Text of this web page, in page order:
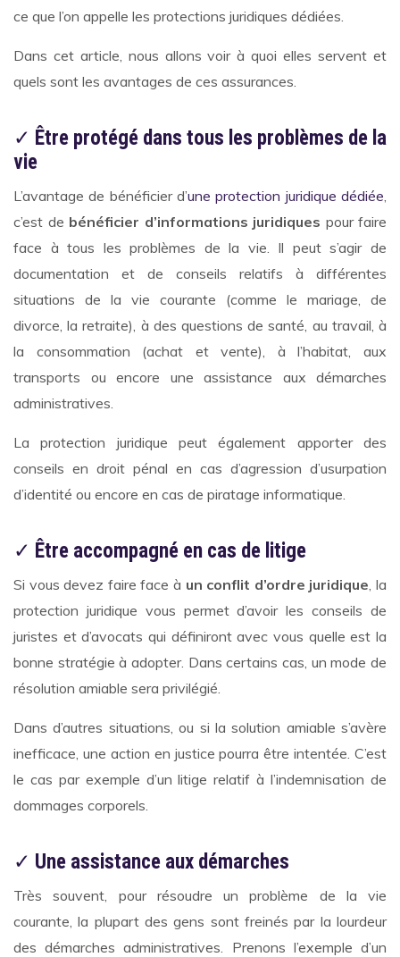
ce que l’on appelle les protections juridiques dédiées.
Dans cet article, nous allons voir à quoi elles servent et
quels sont les avantages de ces assurances.
✓ Être protégé dans tous les problèmes de la
vie
L’avantage de bénéficier d’une protection juridique dédiée
c’est de bénéficier d’informations juridiques pour faire
face à tous les problèmes de la vie. Il peut s’agir de
documentation et de conseils relatifs à différentes
situations de la vie courante (comme le mariage, de
divorce, la retraite), à des questions de santé, au travail, à
la consommation (achat et vente), à l’habitat, aux
transports ou encore une assistance aux démarches
administratives.
La protection juridique peut également apporter des
conseils en droit pénal en cas d’agression d’usurpation
d’identité ou encore en cas de piratage informatique.
✓ Être accompagné en cas de litige
Si vous devez faire face à un conflit d’ordre juridique , la
protection juridique vous permet d’avoir les conseils de
juristes et d’avocats qui définiront avec vous quelle est la
bonne stratégie à adopter. Dans certains cas, un mode de
résolution amiable sera privilégié.
Dans d’autres situations, ou si la solution amiable s’avère
inefficace, une action en justice pourra être intentée. C’est
le cas par exemple d’un litige relatif à l’indemnisation de
dommages corporels.
✓ Une assistance aux démarches
Très souvent, pour résoudre un problème de la vie
courante, la plupart des gens sont freinés par la lourdeur
des démarches administratives. Prenons l’exemple d’un